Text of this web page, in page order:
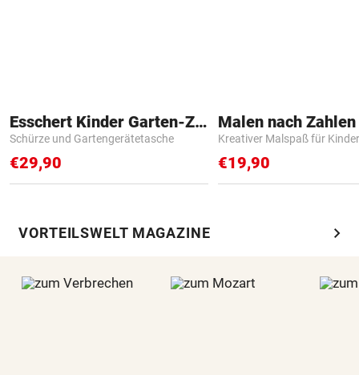
Esschert Kinder Garten-Zubehör
Schürze und Gartengerätetasche
€29,90
Kreativer Malspaß für Kinder
€19,90
VORTEILSWELT MAGAZINE chevron_right